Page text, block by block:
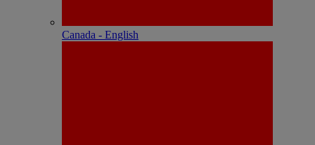
Canada - English